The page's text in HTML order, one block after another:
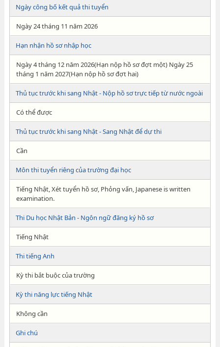
Ngày công bố kết quả thi tuyển
Ngày 24 tháng 11 năm 2026
Hạn nhận hồ sơ nhập học
Ngày 4 tháng 12 năm 2026(Hạn nộp hồ sơ đợt một) Ngày 25
tháng 1 năm 2027(Hạn nộp hồ sơ đợt hai)
Thủ tục trước khi sang Nhật - Nộp hồ sơ trực tiếp từ nước ngoài
Có thể được
Thủ tục trước khi sang Nhật - Sang Nhật để dự thi
Cần
Môn thi tuyển riêng của trường đại học
Tiếng Nhật, Xét tuyển hồ sơ, Phỏng vấn, Japanese is written
examination.
Thi Du học Nhật Bản - Ngôn ngữ đăng ký hồ sơ
Tiếng Nhật
Thi tiếng Anh
Kỳ thi bắt buộc của trường
Kỳ thi năng lực tiếng Nhật
Không cần
Ghi chú